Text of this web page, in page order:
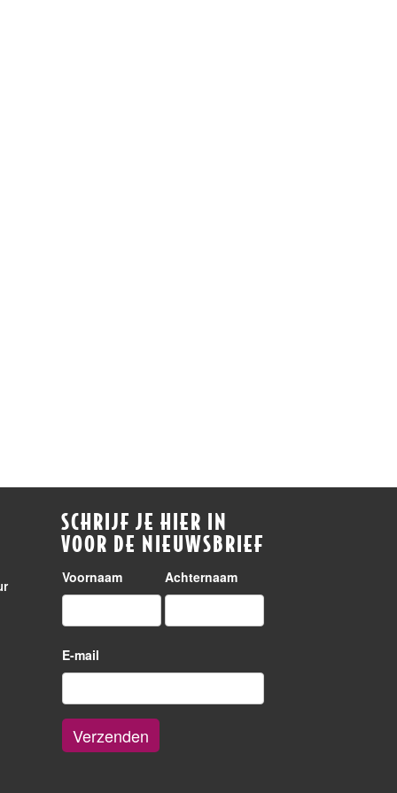
SCHRIJF JE HIER IN
VOOR DE NIEUWSBRIEF
Voornaam Achternaam
E-mail
Verzenden